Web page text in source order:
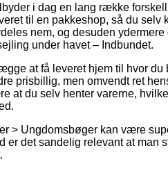
i dag en lang række
til en pakkeshop, så du
nem, og desuden
under havet – Indbundet.
at få leveret hjem til hvor
prisbillig, men omvendt ret
at du selv henter varerne,
> Ungdomsbøger kan være
er det sandelig relevant at man